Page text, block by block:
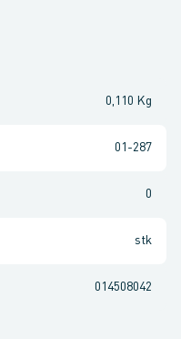
0,110 Kg
01-287
0
stk
014508042